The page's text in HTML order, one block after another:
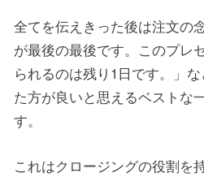
全てを伝えきった後は注文の
が最後の最後です。このプレ
られるのは残り1日です。」
た方が良いと思えるベストな
す。
これはクロージングの役割を